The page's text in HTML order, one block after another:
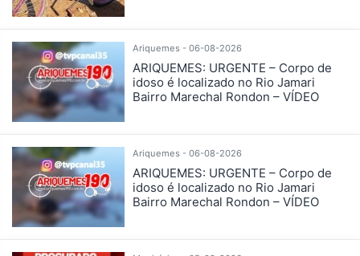
Ariquemes - 06-08-2026
ARIQUEMES: URGENTE – Corpo de
idoso é localizado no Rio Jamari
Bairro Marechal Rondon – VÍDEO
Ariquemes - 06-08-2026
ARIQUEMES: URGENTE – Corpo de
idoso é localizado no Rio Jamari
Bairro Marechal Rondon – VÍDEO